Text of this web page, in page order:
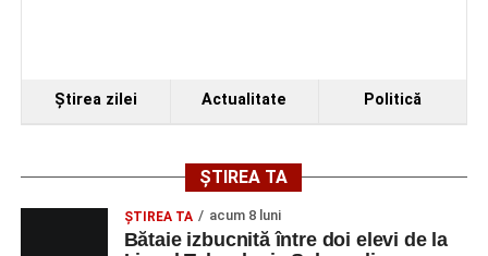
Ştirea zilei Actualitate Politică
ȘTIREA TA
ŞTIREA TA acum 8 luni
Bătaie izbucnită între doi elevi de la